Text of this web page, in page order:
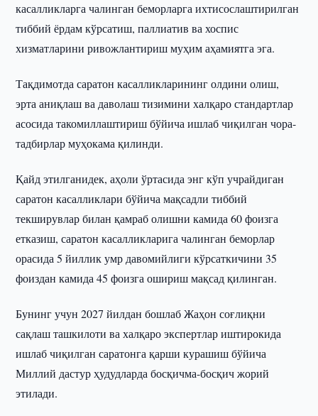
касалликларга чалинган беморларга ихтисослаштирилган
тиббий ёрдам кўрсатиш, паллиатив ва хоспис
хизматларини ривожлантириш муҳим аҳамиятга эга.
Тақдимотда саратон касалликларининг олдини олиш,
эрта аниқлаш ва даволаш тизимини халқаро стандартлар
асосида такомиллаштириш бўйича ишлаб чиқилган чора-
тадбирлар муҳокама қилинди.
Қайд этилганидек, аҳоли ўртасида энг кўп учрайдиган
саратон касалликлари бўйича мақсадли тиббий
текширувлар билан қамраб олишни камида 60 фоизга
етказиш, саратон касалликларига чалинган беморлар
орасида 5 йиллик умр давомийлиги кўрсаткичини 35
фоиздан камида 45 фоизга ошириш мақсад қилинган.
Бунинг учун 2027 йилдан бошлаб Жаҳон соғлиқни
сақлаш ташкилоти ва халқаро экспертлар иштирокида
ишлаб чиқилган саратонга қарши курашиш бўйича
Миллий дастур ҳудудларда босқичма-босқич жорий
этилади.